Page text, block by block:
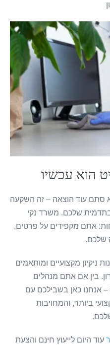
הוא עכשיו
סתם עוד הוצאה – זה השקעה
שלכם. משרד נקי
אתם מקפידים על פרטים,
שלכם.
ניקיון מקצועיים ומותאמים
בין אם אתם מנהלים
אנחנו כאן בשבילכם עם
ביותר, והמחויבות
עוד היום לייעוץ חינם והצעת